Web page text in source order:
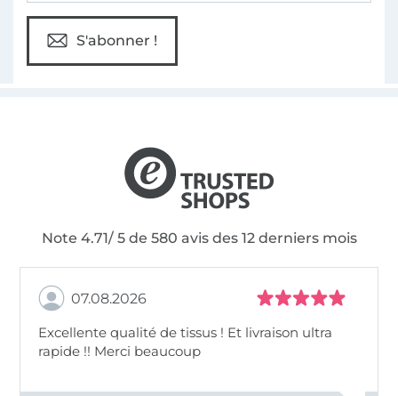
S'abonner !
Note 4.71/ 5 de 580 avis des 12 derniers mois
07.08.2026
Excellente qualité de tissus ! Et livraison ultra
rapide !! Merci beaucoup